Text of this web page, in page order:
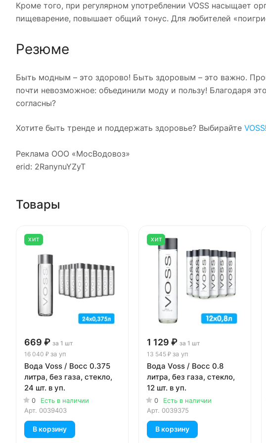
Кроме того, при регулярном употреблении VOSS насыщает
пищеварение, повышает общий тонус. Для любителей
Резюме
Быть модным – это здорово! Быть здоровым – это важно.
почти невозможное: объединили моду и пользу! Благодаря
согласны?
Хотите быть тренде и поддержать здоровье? Выбирайте VOSS!
Реклама ООО «МосВодовоз»
erid: 2RanynuYZyT
Товары
ХИТ
669 ₽ за 1 шт
16 040 ₽ за уп
Вода Voss / Восс 0.375
литра, без газа, стекло,
24 шт. в уп.
0
Есть в наличии
Арт. 0039403
В корзину
ХИТ
1 129 ₽ за 1 шт
13 545 ₽ за уп
Вода Voss / Восс 0.8
литра, без газа, стекло,
12 шт. в уп.
0
Есть в наличии
Арт. 0039375
В корзину